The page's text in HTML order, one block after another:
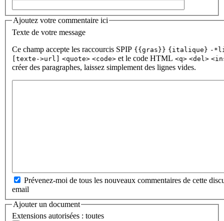
Ajoutez votre commentaire ici
Texte de votre message
Ce champ accepte les raccourcis SPIP {{gras}} {italique} -
[texte->url] <quote> <code> et le code HTML <q> <del>
créer des paragraphes, laissez simplement des lignes vides.
Prévenez-moi de tous les nouveaux commentaires de cette
email
Ajouter un document
Extensions autorisées : toutes